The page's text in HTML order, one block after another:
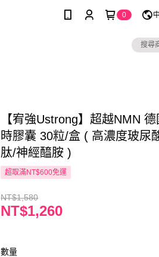
0
【宥強Ustrong】超越NMN
時膠囊 30粒/盒 ( 高濃度玻尿
肽/神經醯胺 )
超取滿NT$600免運
NT$1,580
NT$1,260
數量